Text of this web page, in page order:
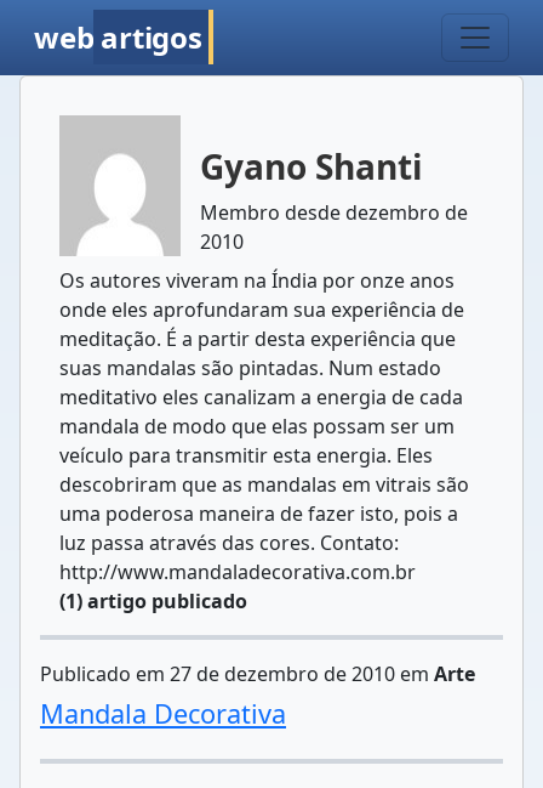
web artigos
Gyano Shanti
Membro desde dezembro de
2010
Os autores viveram na Índia por onze anos
onde eles aprofundaram sua experiência de
meditação. É a partir desta experiência que
suas mandalas são pintadas. Num estado
meditativo eles canalizam a energia de cada
mandala de modo que elas possam ser um
veículo para transmitir esta energia. Eles
descobriram que as mandalas em vitrais são
uma poderosa maneira de fazer isto, pois a
luz passa através das cores. Contato:
http://www.mandaladecorativa.com.br
(1) artigo publicado
Publicado em 27 de dezembro de 2010 em Arte
Mandala Decorativa